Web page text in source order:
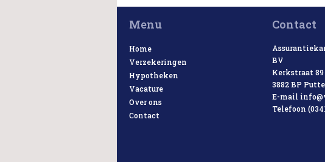
Menu
Home
Verzekeringen
Hypotheken
Vacature
Over ons
Contact
Contact
BV
Kerkstraat 89
3882 BP
E-mail
Telefoon